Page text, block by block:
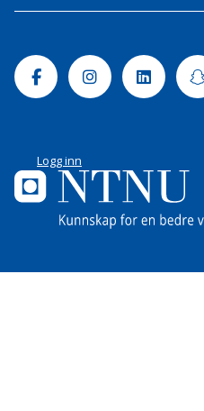
FacebookInstagram
Logg inn